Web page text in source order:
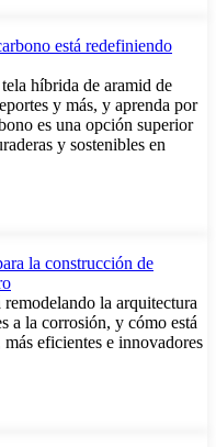
está redefiniendo
híbrida de aramid de
y más, y aprenda por
es una opción superior
y sostenibles en
la construcción de
la arquitectura
a la corrosión, y cómo está
eficientes e innovadores